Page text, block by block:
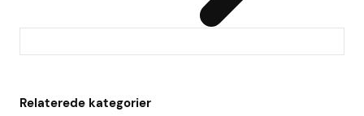
Relaterede kategorier